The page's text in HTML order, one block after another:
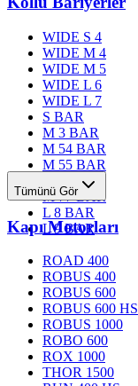
WIDE S 4
WIDE M 4
WIDE M 5
WIDE L 6
WIDE L 7
S BAR
M 3 BAR
M 54 BAR
M 55 BAR
M 76 BAR
M 77 BAR
L 8 BAR
L 9 BAR
Tümünü Gör
Kapı Motorları
ROAD 400
ROBUS 400
ROBUS 600
ROBUS 600 HS
ROBUS 1000
ROBO 600
ROX 1000
THOR 1500